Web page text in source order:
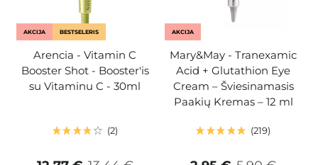
AKCIJA BESTSELERIS
Arencia - Vitamin C
Booster Shot - Booster'is
su Vitaminu C - 30ml
2
AKCIJA
Mary&May - Tranexamic
Acid + Glutathion Eye
Cream – Šviesinamasis
Paakių Kremas – 12 ml
219